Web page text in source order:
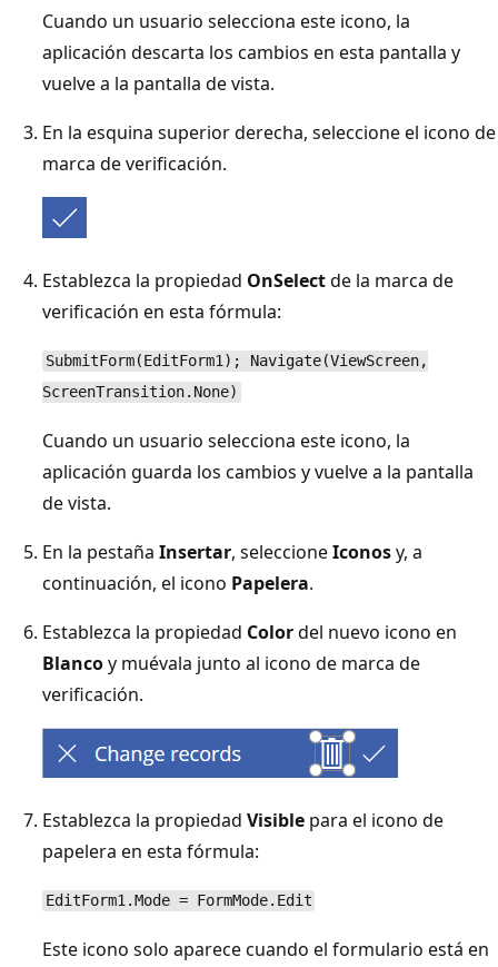
Cuando un usuario selecciona este icono, la
aplicación descarta los cambios en esta pantalla y
vuelve a la pantalla de vista.
En la esquina superior derecha, seleccione el icono de
marca de verificación.
Establezca la propiedad OnSelectde la marca de
verificación en esta fórmula:
SubmitForm(EditForm1); Navigate(ViewScreen,
ScreenTransition.None)
Cuando un usuario selecciona este icono, la
aplicación guarda los cambios y vuelve a la pantalla
de vista.
En la pestaña Insertar, seleccioneIconosy, a
continuación, el icono Papelera.
Establezca la propiedad Colordel nuevo icono en
Blancoy muévala junto al icono de marca de
verificación.
Establezca la propiedad Visible para el icono de
papelera en esta fórmula:
EditForm1.Mode = FormMode.Edit
Este icono solo aparece cuando el formulario está en